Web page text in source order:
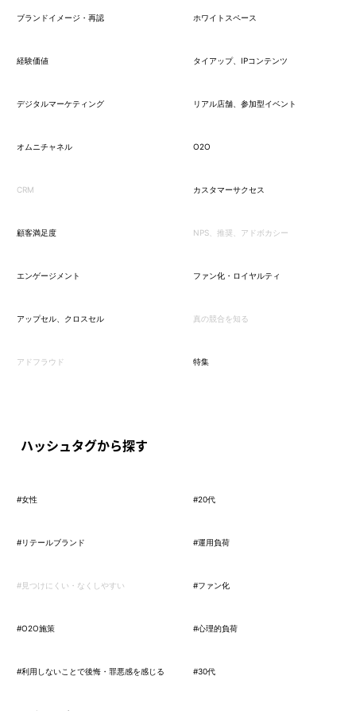
ブランドイメージ・再認 ホワイトスペース
経験価値 タイアップ、IPコンテンツ
デジタルマーケティング リアル店舗、参加型イベント
オムニチャネル O2O
CRM カスタマーサクセス
顧客満足度 NPS、推奨、アドボカシー
エンゲージメント ファン化・ロイヤルティ
アップセル、クロスセル 真の競合を知る
アドフラウド 特集
ハッシュタグから探す
#女性 #20代
#リテールブランド #運用負荷
#見つけにくい・なくしやすい #ファン化
#O2O施策 #心理的負荷
#利用しないことで後悔・罪悪感を感じる #30代